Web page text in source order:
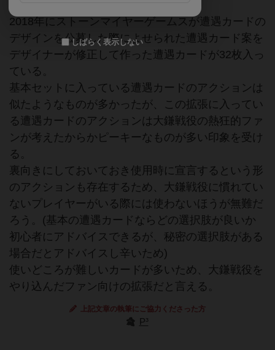
2018年にストーンマイヤーゲームスが遭遇カードの
デザインを公募した際によせられた遭遇カード案を
デザイナーが修正して作った遭遇カードが32枚入っ
ている。
基本セットに入っている遭遇カードのアクションは
似たようなものが多かったが、この拡張に入ってい
る遭遇カードのアクションは大鎌戦役の熱狂的ファ
ンが考えたからかピーキーなものが多い印象を受け
る。
裏向きにしておいておき使用時に宣言するという形
のアクションも存在するため、大鎌戦役に慣れてい
ないプレイヤーがいる際には使わないほうが無難だ
ろう。(基本の遭遇カードならどの選択肢が良いか
初心者にアドバイスできるが、秘密の選択肢がある
場合だとアドバイスし辛いため)
使いどころが難しいカードが多いため、大鎌戦役を
やり込んだファン向けの拡張だと言える。
上記文章の執筆にご協力くださった方
P³
しばらく表示しない